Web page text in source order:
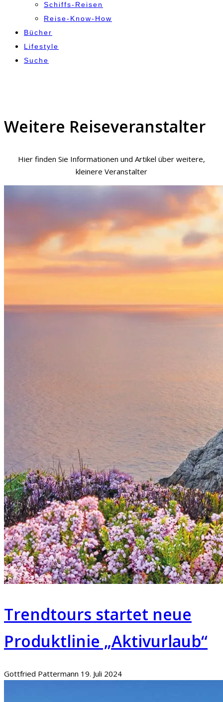
Schiffs-Reisen
Reise-Know-How
Bücher
Lifestyle
Suche
Weitere Reiseveranstalter
Hier finden Sie Informationen und Artikel über weitere,
kleinere Veranstalter
Trendtours startet neue
Produktlinie „Aktivurlaub“
Gottfried Pattermann 19. Juli 2024